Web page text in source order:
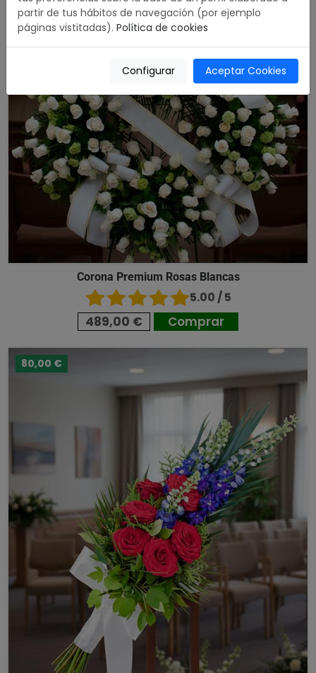
Corona Premium Rosas Blancas
5.00 / 5
489,00 € Comprar
80,00 €
partir de tus hábitos de navegación (por ejemplo
páginas vistitadas). Política de cookies
Configurar Aceptar Cookies